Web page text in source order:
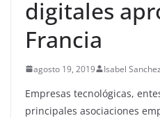
digitales
Francia
agosto 19, 2019 Isabel Sanchez
Empresas tecnológicas,
principales asociaciones